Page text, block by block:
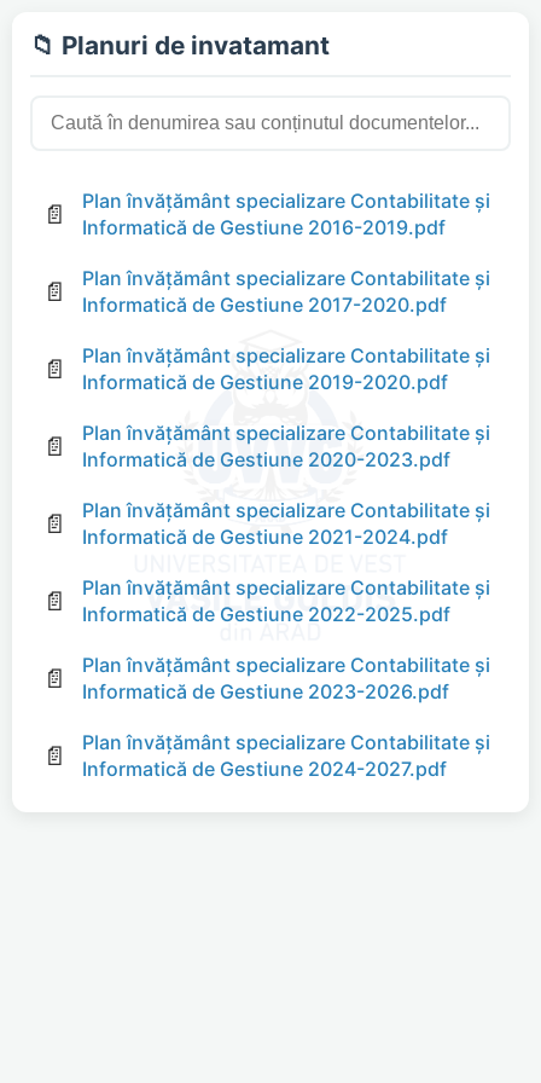
📁 Planuri de invatamant
📄
Plan învăţământ specializare Contabilitate și
Informatică de Gestiune 2016-2019.pdf
📄
Plan învăţământ specializare Contabilitate și
Informatică de Gestiune 2017-2020.pdf
📄
Plan învăţământ specializare Contabilitate și
Informatică de Gestiune 2019-2020.pdf
📄
Plan învăţământ specializare Contabilitate și
Informatică de Gestiune 2020-2023.pdf
📄
Plan învăţământ specializare Contabilitate și
Informatică de Gestiune 2021-2024.pdf
📄
Plan învăţământ specializare Contabilitate și
Informatică de Gestiune 2022-2025.pdf
📄
Plan învăţământ specializare Contabilitate și
Informatică de Gestiune 2023-2026.pdf
📄
Plan învăţământ specializare Contabilitate și
Informatică de Gestiune 2024-2027.pdf